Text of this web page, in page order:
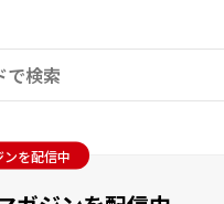
ンを配信中